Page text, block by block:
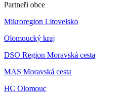
Partneři obce
Mikroregion Litovelsko
Olomoucký kraj
DSO Region Moravská cesta
MAS Moravská cesta
HC Olomouc